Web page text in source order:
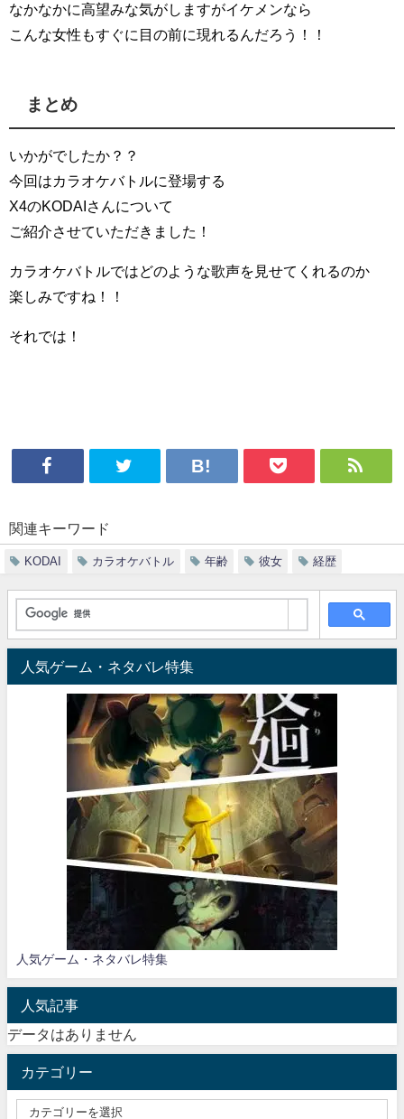
なかなかに高望みな気がしますがイケメンなら
こんな女性もすぐに目の前に現れるんだろう！！
まとめ
いかがでしたか？？
今回はカラオケバトルに登場する
X4のKODAIさんについて
ご紹介させていただきました！
カラオケバトルではどのような歌声を見せてくれるのか
楽しみですね！！
それでは！
関連キーワード
KODAI カラオケバトル 年齢 彼女 経歴
人気ゲーム・ネタバレ特集
人気ゲーム・ネタバレ特集
人気記事
データはありません
カテゴリー